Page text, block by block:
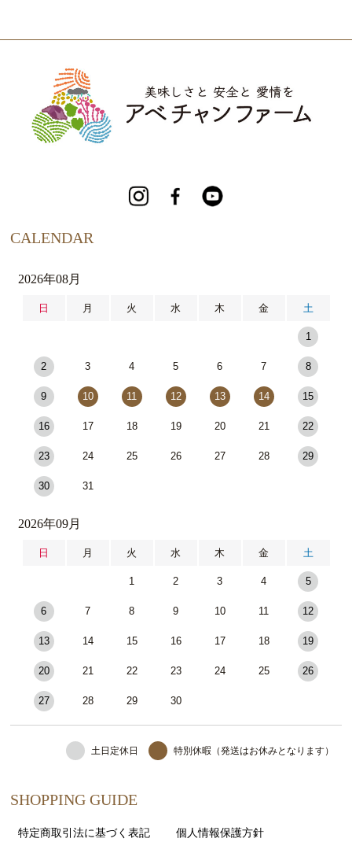
CALENDAR
2026年08月
日 月 火 水 木 金 土
1
2 3 4 5 6 7 8
9 10 11 12 13 14 15
16 17 18 19 20 21 22
23 24 25 26 27 28 29
30 31
2026年09月
日 月 火 水 木 金 土
1 2 3 4 5
6 7 8 9 10 11 12
13 14 15 16 17 18 19
20 21 22 23 24 25 26
27 28 29 30
土日定休日 特別休暇（発送はお休みとなります）
SHOPPING GUIDE
特定商取引法に基づく表記 個人情報保護方針